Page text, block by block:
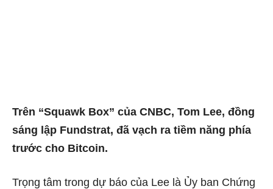
Trên “Squawk Box” của CNBC, Tom Lee, đồng
sáng lập Fundstrat, đã vạch ra tiềm năng phía
trước cho Bitcoin.
Trọng tâm trong dự báo của Lee là Ủy ban Chứng